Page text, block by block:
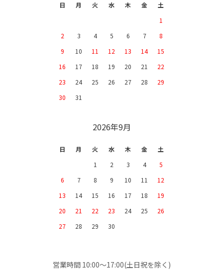
日 月 火 水 木 金
土
1
2
3 4 5 6 7
8
9
10 11 12 13 14
15
16
17 18 19 20 21
22
23
24 25 26 27 28
29
30
31
2026年9月
日 月 火 水 木 金
土
1
2 3 4
5
6
7 8 9 10 11
12
13
14 15 16 17 18
19
20
21 22 23 24 25
26
27
28 29 30
営業時間 10:00～17:00(土日祝を除く)